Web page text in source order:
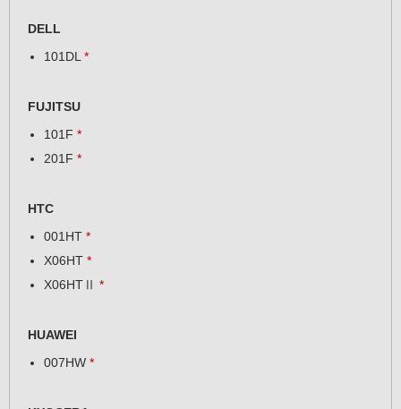
DELL
101DL *
FUJITSU
101F *
201F *
HTC
001HT *
X06HT *
X06HTⅡ *
HUAWEI
007HW *